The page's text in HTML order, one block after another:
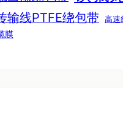
输线PTFE绕包带
高速
膜